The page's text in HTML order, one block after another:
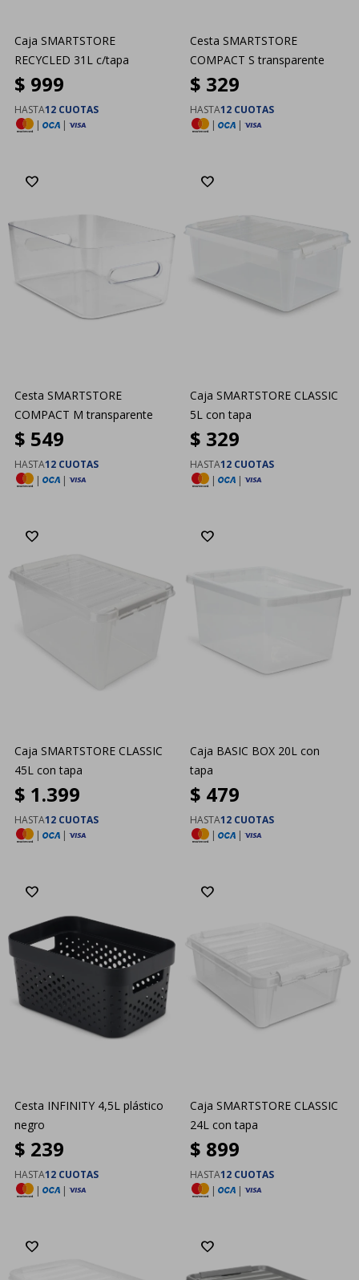
Caja SMARTSTORE
RECYCLED 31L c/tapa
$ 999
HASTA12 CUOTAS
|
|
Cesta SMARTSTORE
COMPACT S transparente
$ 329
HASTA12 CUOTAS
|
|
Cesta SMARTSTORE
COMPACT M transparente
$ 549
HASTA12 CUOTAS
|
|
Caja SMARTSTORE CLASSIC
5L con tapa
$ 329
HASTA12 CUOTAS
|
|
Caja SMARTSTORE CLASSIC
45L con tapa
$ 1.399
HASTA12 CUOTAS
|
|
Caja BASIC BOX 20L con
tapa
$ 479
HASTA12 CUOTAS
|
|
Cesta INFINITY 4,5L plástico
negro
$ 239
HASTA12 CUOTAS
|
|
Caja SMARTSTORE CLASSIC
24L con tapa
$ 899
HASTA12 CUOTAS
|
|